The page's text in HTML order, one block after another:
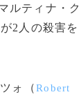
ルティナ・ク
2人の殺害を
ォ（Robert